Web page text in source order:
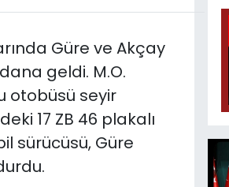
Güre ve Akçay
geldi. M.O.
otobüsü seyir
17 ZB 46 plakalı
sürücüsü, Güre